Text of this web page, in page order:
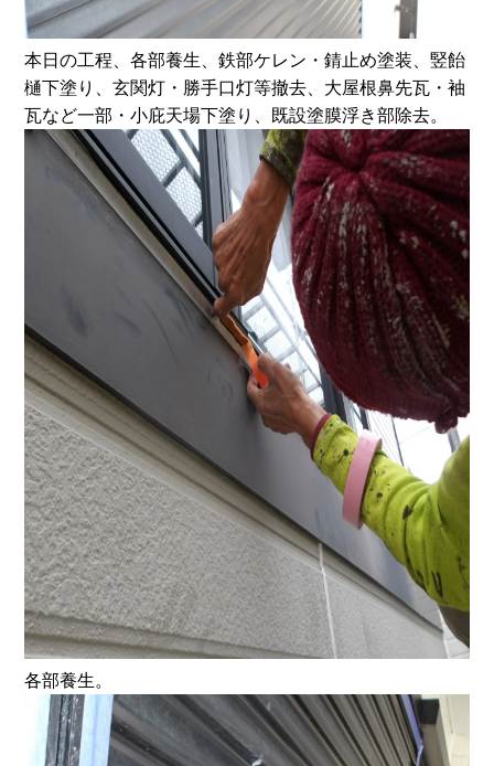
本日の工程、各部養生、鉄部ケレン・錆止め塗装、竪飴
樋下塗り、玄関灯・勝手口灯等撤去、大屋根鼻先瓦・袖
瓦など一部・小庇天場下塗り、既設塗膜浮き部除去。
各部養生。